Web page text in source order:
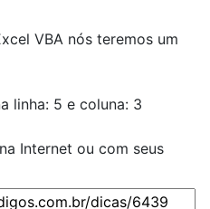
VBA nós teremos um
linha: 5 e coluna: 3
Internet ou com seus